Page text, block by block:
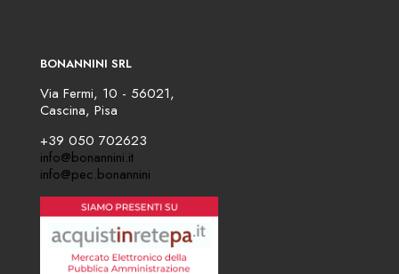
BONANNINI SRL
Via Fermi, 10 - 56021,
Cascina, Pisa
+39 050 702623
info@bonannini.it
info@pec.bonannini